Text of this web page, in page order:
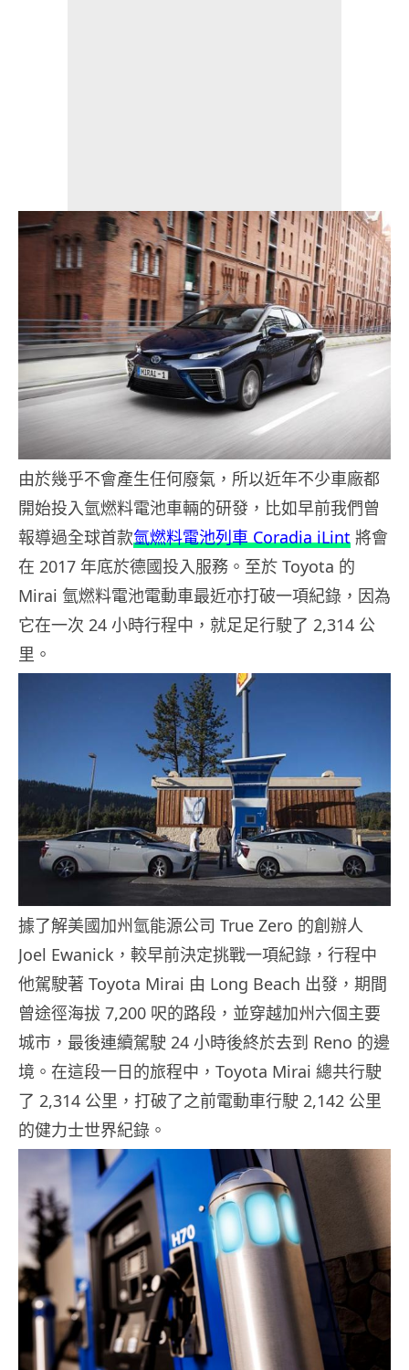
由於幾乎不會產生任何廢氣，所以近年不少車廠都
開始投入氫燃料電池車輛的研發，比如早前我們曾
報導過全球首款氫燃料電池列車 Coradia iLint 將會
在 2017 年底於德國投入服務。至於 Toyota 的
Mirai 氫燃料電池電動車最近亦打破一項紀錄，因為
它在一次 24 小時行程中，就足足行駛了 2,314 公
里。
據了解美國加州氫能源公司 True Zero 的創辦人
Joel Ewanick，較早前決定挑戰一項紀錄，行程中
他駕駛著 Toyota Mirai 由 Long Beach 出發，期間
曾途徑海拔 7,200 呎的路段，並穿越加州六個主要
城市，最後連續駕駛 24 小時後終於去到 Reno 的邊
境。在這段一日的旅程中，Toyota Mirai 總共行駛
了 2,314 公里，打破了之前電動車行駛 2,142 公里
的健力士世界紀錄。